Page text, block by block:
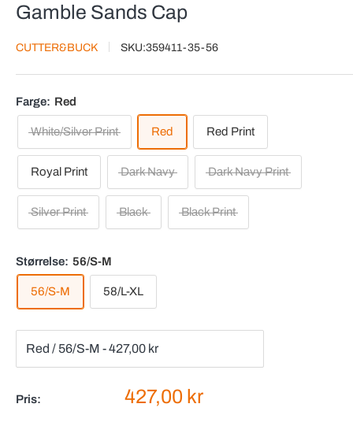
Gamble Sands Cap
CUTTER&BUCK SKU:359411-35-56
Farge: Red
White/Silver Print Red Red Print
Royal Print Dark Navy Dark Navy Print
Silver Print Black Black Print
Størrelse: 56/S-M
56/S-M 58/L-XL
Pris: Salgspris
427,00 kr